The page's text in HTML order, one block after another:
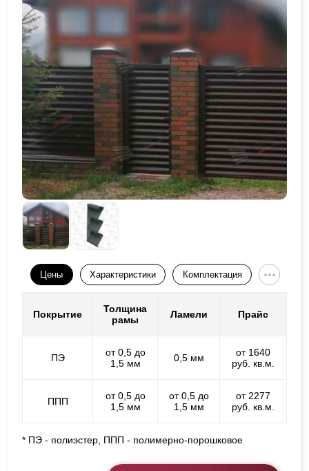
Цены Характеристики Комплектация
Покрытие
Толщина
рамы
Ламели Прайс
ПЭ
от 0,5 до
1,5 мм
0,5 мм
от 1640
руб. кв.м.
ППП
от 0,5 до
1,5 мм
от 0,5 до
1,5 мм
от 2277
руб. кв.м.
* ПЭ - полиэстер, ППП - полимерно-порошковое